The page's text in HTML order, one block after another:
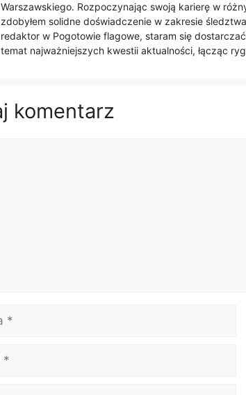
Warszawskiego. Rozpoczynając swoją karierę w
zdobyłem solidne doświadczenie w zakresie
redaktor w Pogotowie flagowe, staram się
temat najważniejszych kwestii aktualności, łącząc
komentarz